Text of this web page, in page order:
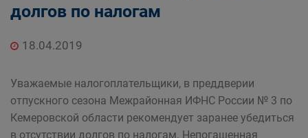
долгов по налогам
18.04.2019
Уважаемые налогоплательщики, в преддверии
отпускного сезона Межрайонная ИФНС России № 3 по
Кемеровской области рекомендует заранее убедиться
в отсутствии долгов по налогам. Непогашенная